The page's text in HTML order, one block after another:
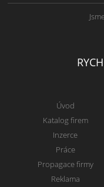
Úvod
Katalog firem
Inzerce
Práce
Propagace firmy
Reklama